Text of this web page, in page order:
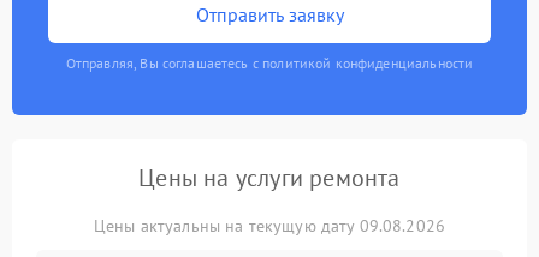
Отправить заявку
Отправляя, Вы соглашаетесь с политикой конфиденциальности
Цены на услуги ремонта
Цены актуальны на текущую дату 09.08.2026